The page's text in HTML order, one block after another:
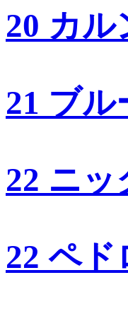
20 カ
21 ブル
22 ニ
22 ペ